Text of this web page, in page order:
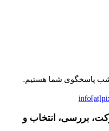
بررسی، انتخاب و